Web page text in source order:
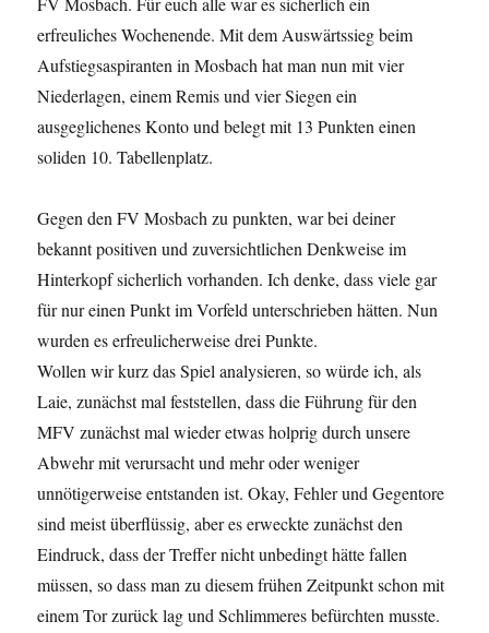
erfreuliches Wochenende. Mit dem Auswärtssieg beim
Aufstiegsaspiranten in Mosbach hat man nun mit vier
Niederlagen, einem Remis und vier Siegen ein
ausgeglichenes Konto und belegt mit 13 Punkten einen
soliden 10. Tabellenplatz.
Gegen den FV Mosbach zu punkten, war bei deiner
bekannt positiven und zuversichtlichen Denkweise im
Hinterkopf sicherlich vorhanden. Ich denke, dass viele gar
für nur einen Punkt im Vorfeld unterschrieben hätten. Nun
wurden es erfreulicherweise drei Punkte.
Wollen wir kurz das Spiel analysieren, so würde ich, als
Laie, zunächst mal feststellen, dass die Führung für den
MFV zunächst mal wieder etwas holprig durch unsere
Abwehr mit verursacht und mehr oder weniger
unnötigerweise entstanden ist. Okay, Fehler und Gegentore
sind meist überflüssig, aber es erweckte zunächst den
Eindruck, dass der Treffer nicht unbedingt hätte fallen
müssen, so dass man zu diesem frühen Zeitpunkt schon mit
einem Tor zurück lag und Schlimmeres befürchten musste.